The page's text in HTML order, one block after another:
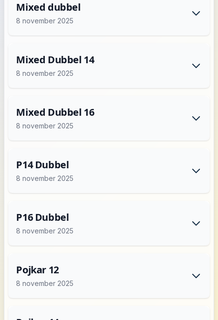
Mixed dubbel
8 november 2025
Mixed Dubbel 14
8 november 2025
Mixed Dubbel 16
8 november 2025
P14 Dubbel
8 november 2025
P16 Dubbel
8 november 2025
Pojkar 12
8 november 2025